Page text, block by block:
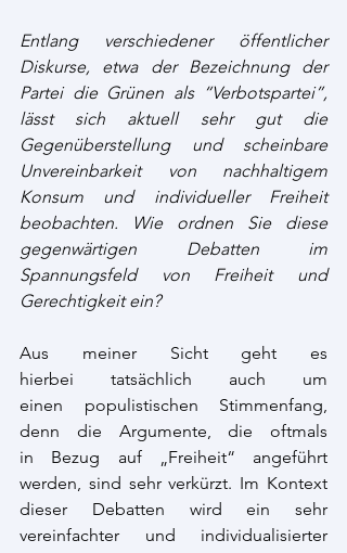
Entlang verschiedener öffentlicher
Diskurse, etwa der Bezeichnung der
Partei die Grünen als “Verbotspartei”,
lässt sich aktuell sehr gut die
Gegenüberstellung und scheinbare
Unvereinbarkeit von nachhaltigem
Konsum und individueller Freiheit
beobachten. Wie ordnen Sie diese
gegenwärtigen Debatten im
Spannungsfeld von Freiheit und
Gerechtigkeit ein?
Aus meiner Sicht geht es
hierbei tatsächlich auch um
einen populistischen Stimmenfang,
denn die Argumente, die oftmals
in Bezug auf „Freiheit“ angeführt
werden, sind sehr verkürzt. Im Kontext
dieser Debatten wird ein sehr
vereinfachter und individualisierter